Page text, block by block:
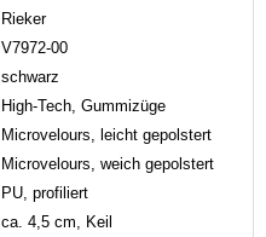
Rieker
V7972-00
schwarz
High-Tech, Gummizüge
Microvelours, leicht gepolstert
Microvelours, weich gepolstert
PU, profiliert
ca. 4,5 cm, Keil